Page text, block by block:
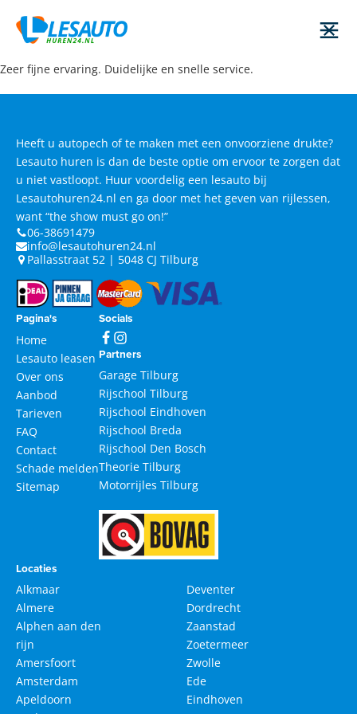
Zeer fijne ervaring. Duidelijke en snelle service.
Heeft u autopech of te maken met een onvoorziene drukte?
Lesauto huren is dan de beste optie om ervoor te zorgen dat
u niet vastloopt. Huur voordelig een lesauto bij
Lesautohuren24.nl en ga door met het geven van rijlessen,
want “the show must go on!”
06-38691479
info@lesautohuren24.nl
Pallasstraat 52 | 5048 CJ Tilburg
Pagina's
Home
Lesauto leasen
Over ons
Aanbod
Tarieven
FAQ
Contact
Schade melden
Sitemap
Locaties
Alkmaar
Almere
Alphen aan den
rijn
Amersfoort
Amsterdam
Apeldoorn
Deventer
Dordrecht
Zaanstad
Zoetermeer
Zwolle
Ede
Eindhoven
Partners
Garage Tilburg
Rijschool Tilburg
Rijschool Eindhoven
Rijschool Breda
Rijschool Den Bosch
Theorie Tilburg
Motorrijles Tilburg
Socials